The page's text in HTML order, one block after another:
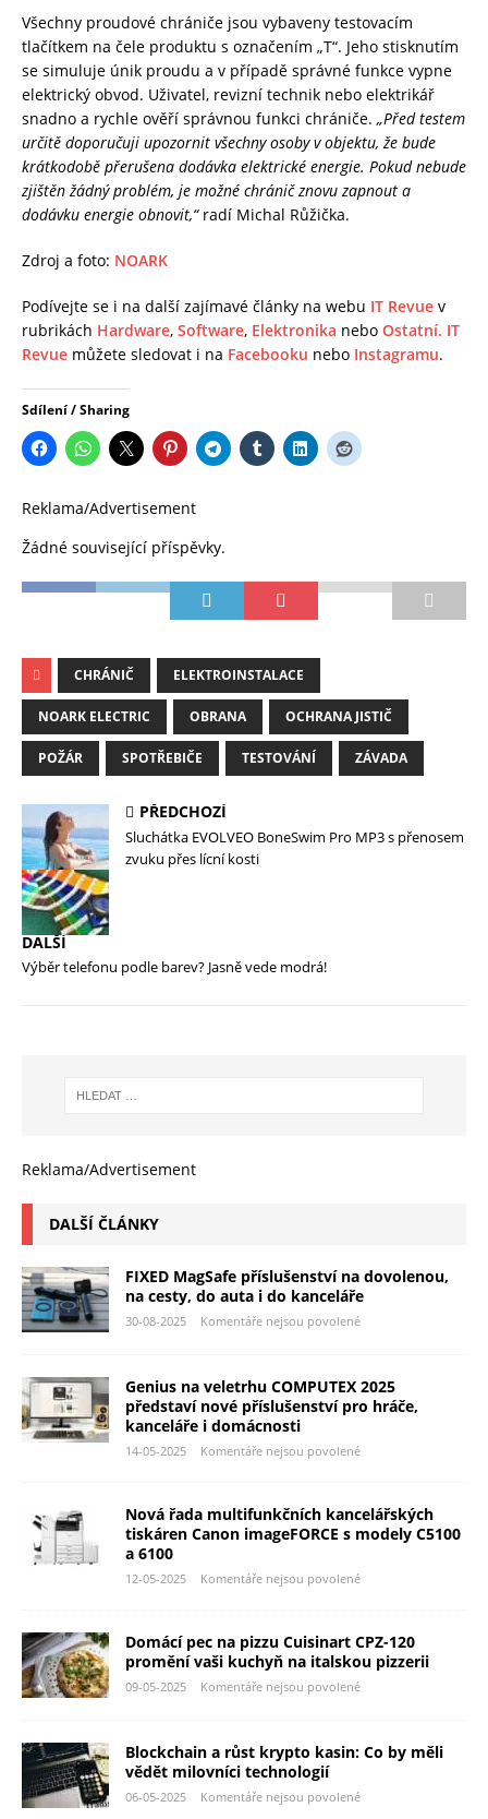
Všechny proudové chrániče jsou vybaveny testovacím
tlačítkem na čele produktu s označením „T“. Jeho stisknutím
se simuluje únik proudu a v případě správné funkce vypne
elektrický obvod. Uživatel, revizní technik nebo elektrikář
snadno a rychle ověří správnou funkci chrániče. „Před testem
určitě doporučuji upozornit všechny osoby v objektu, že bude
krátkodobě přerušena dodávka elektrické energie. Pokud nebude
zjištěn žádný problém, je možné chránič znovu zapnout a
dodávku energie obnovit,“radí Michal Růžička.
Zdroj a foto: NOARK
Podívejte se i na další zajímavé články na webu IT Revue v
rubrikách Hardware, Software, Elektronika nebo Ostatní. IT
Revue můžete sledovat i na Facebooku nebo Instagramu.
Sdílení / Sharing
Reklama/Advertisement
Žádné související příspěvky.
CHRÁNIČ ELEKTROINSTALACE
NOARK ELECTRIC OBRANA OCHRANA JISTIČ
POŽÁR SPOTŘEBIČE TESTOVÁNÍ ZÁVADA
PŘEDCHOZÍ
Sluchátka EVOLVEO BoneSwim Pro MP3 s přenosem
zvuku přes lícní kosti
DALŠÍ
Výběr telefonu podle barev? Jasně vede modrá!
Reklama/Advertisement
DALŠÍ ČLÁNKY
FIXED MagSafe příslušenství na dovolenou,
na cesty, do auta i do kanceláře
30-08-2025 Komentáře nejsou povolené
Genius na veletrhu COMPUTEX 2025
představí nové příslušenství pro hráče,
kanceláře i domácnosti
14-05-2025 Komentáře nejsou povolené
Nová řada multifunkčních kancelářských
tiskáren Canon imageFORCE s modely C5100
a 6100
12-05-2025 Komentáře nejsou povolené
Domácí pec na pizzu Cuisinart CPZ-120
promění vaši kuchyň na italskou pizzerii
09-05-2025 Komentáře nejsou povolené
Blockchain a růst krypto kasin: Co by měli
vědět milovníci technologií
06-05-2025 Komentáře nejsou povolené